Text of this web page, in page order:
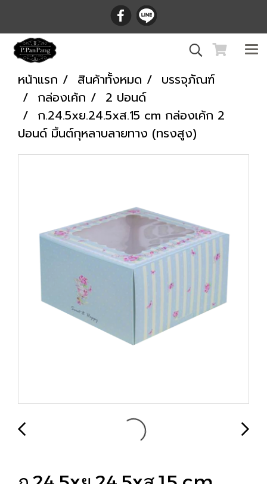
หน้าแรก สินค้าทั้งหมด
บรรจุภัณฑ์
กล่องเค้ก
2 ปอนด์
ก.24.5xย.24.5xส.15 cm กล่องเค้ก 2
ปอนด์ มิ้นต์กุหลาบลายทาง (ทรงสูง)